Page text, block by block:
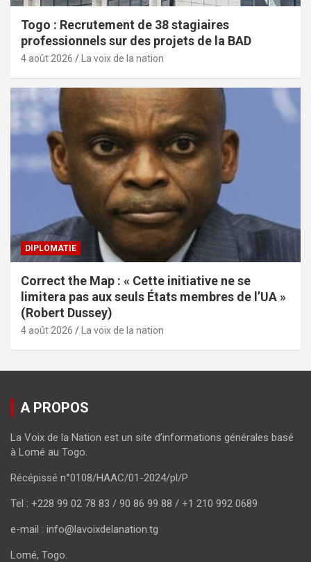
Togo : Recrutement de 38 stagiaires
professionnels sur des projets de la BAD
4 août 2026 La voix de la nation
DIPLOMATIE
Correct the Map : « Cette initiative ne se
limitera pas aux seuls États membres de l’UA »
(Robert Dussey)
4 août 2026 La voix de la nation
A PROPOS
La Voix de la Nation est un site d’informations générales basé
à Lomé au Togo.
Récépissé n°0108/HAAC/01-2024/pl/P
Tel : +228 99 02 78 83 / 90 86 99 88 / +1 210 992 0689
e-mail : info@lavoixdelanation.tg
Lomé, Togo.